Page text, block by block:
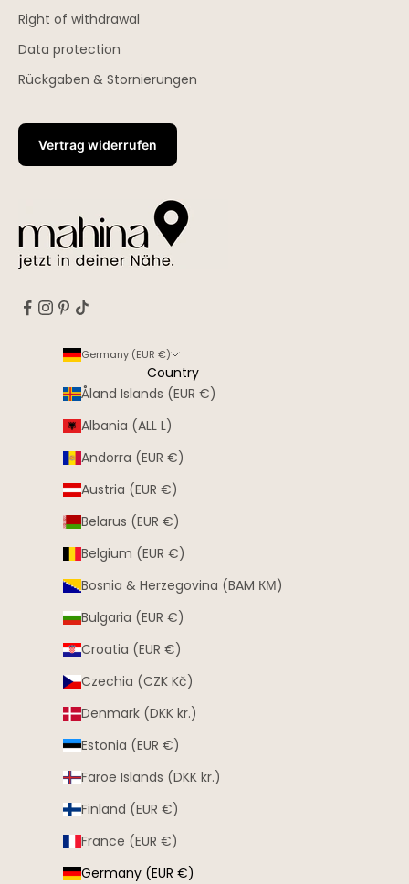
Right of withdrawal
Data protection
Rückgaben & Stornierungen
Vertrag widerrufen
Germany (EUR €)
Country
Åland Islands (EUR €)
Albania (ALL L)
Andorra (EUR €)
Austria (EUR €)
Belarus (EUR €)
Belgium (EUR €)
Bosnia & Herzegovina (BAM КМ)
Bulgaria (EUR €)
Croatia (EUR €)
Czechia (CZK Kč)
Denmark (DKK kr.)
Estonia (EUR €)
Faroe Islands (DKK kr.)
Finland (EUR €)
France (EUR €)
Germany (EUR €)